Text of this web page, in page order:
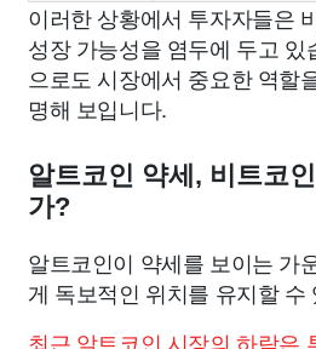
이러한 상황에서 투자자들은
성장 가능성을 염두에 두고
으로도 시장에서 중요한 역할
명해 보입니다.
알트코인 약세, 비트코
가?
알트코인이 약세를 보이는 가
게 독보적인 위치를 유지할 수
최근 알트코인 시장의 하락은